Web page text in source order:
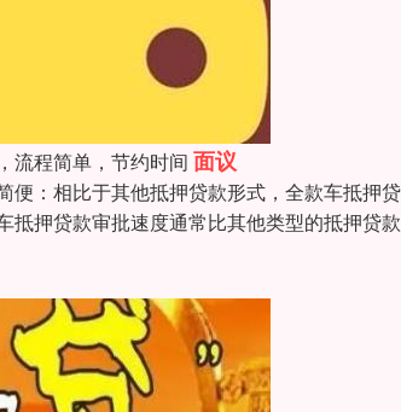
流程简单，节约时间 面议
便：相比于其他抵押贷款形式，全款车抵押
抵押贷款审批速度通常比其他类型的抵押贷